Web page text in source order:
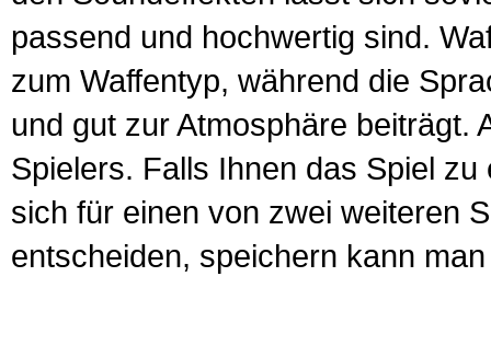
passend und hochwertig sind.
zum Waffentyp, während die
und gut zur Atmosphäre beiträgt.
Spielers. Falls Ihnen das Spiel
sich für einen von zwei weiteren
entscheiden, speichern kann